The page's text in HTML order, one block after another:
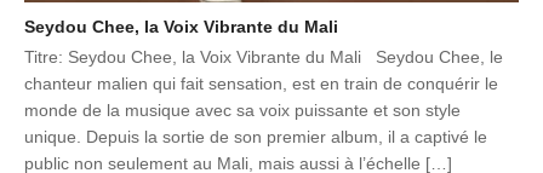
Seydou Chee, la Voix Vibrante du Mali
Titre: Seydou Chee, la Voix Vibrante du Mali Seydou Chee, le
chanteur malien qui fait sensation, est en train de conquérir le
monde de la musique avec sa voix puissante et son style
unique. Depuis la sortie de son premier album, il a captivé le
public non seulement au Mali, mais aussi à l’échelle […]